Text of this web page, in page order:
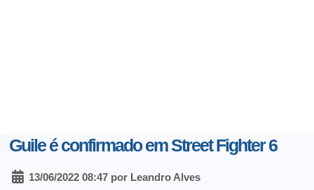
Guile é confirmado em Street Fighter 6
13/06/2022 08:47 por Leandro Alves